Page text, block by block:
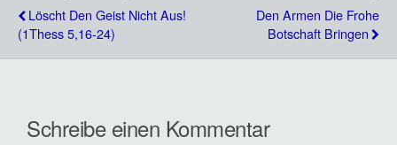
Löscht Den Geist Nicht Aus!
(1Thess 5,16-24)
Den Armen Die Frohe
Botschaft Bringen
Schreibe einen Kommentar